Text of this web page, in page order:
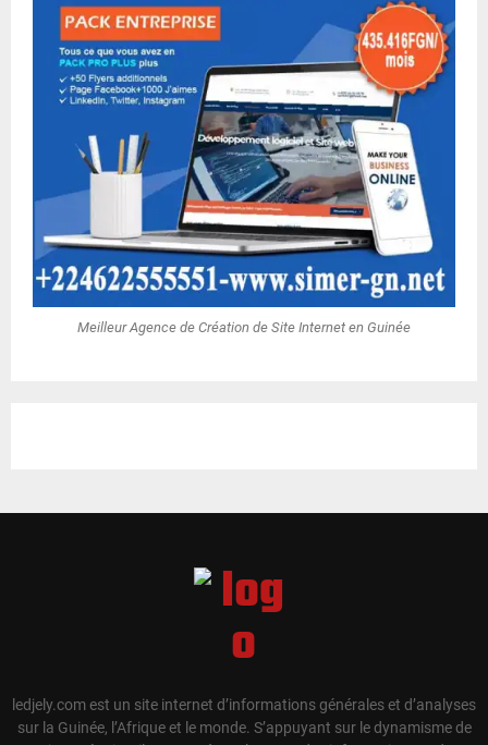
Meilleur Agence de Création de Site Internet en Guinée
ledjely.com est un site internet d’informations générales et d’analyses
sur la Guinée, l’Afrique et le monde. S’appuyant sur le dynamisme de